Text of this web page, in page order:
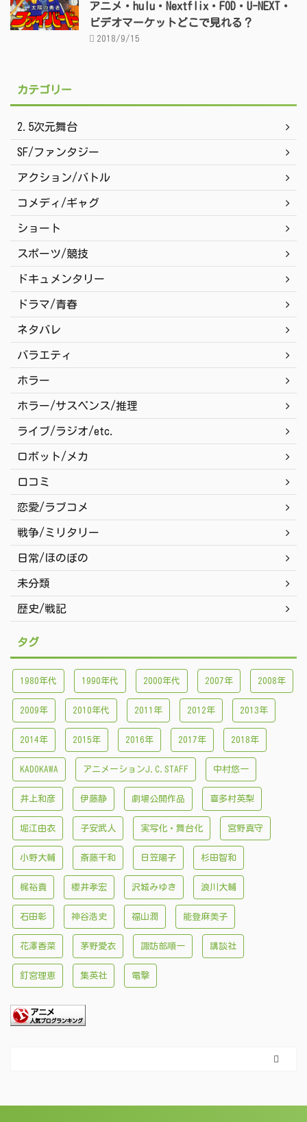
アニメ・hulu・Nextflix・FOD・U-NEXT・
ビデオマーケットどこで見れる？
2018/9/15
カテゴリー
2.5次元舞台
SF/ファンタジー
アクション/バトル
コメディ/ギャグ
ショート
スポーツ/競技
ドキュメンタリー
ドラマ/青春
ネタバレ
バラエティ
ホラー
ホラー/サスペンス/推理
ライブ/ラジオ/etc.
ロボット/メカ
口コミ
恋愛/ラブコメ
戦争/ミリタリー
日常/ほのぼの
未分類
歴史/戦記
タグ
1980年代 1990年代 2000年代 2007年 2008年
2009年 2010年代 2011年 2012年 2013年
2014年 2015年 2016年 2017年 2018年
KADOKAWA アニメーションJ.C.STAFF 中村悠一
井上和彦 伊藤静 劇場公開作品 喜多村英梨
堀江由衣 子安武人 実写化・舞台化 宮野真守
小野大輔 斎藤千和 日笠陽子 杉田智和
梶裕貴 櫻井孝宏 沢城みゆき 浪川大輔
石田彰 神谷浩史 福山潤 能登麻美子
花澤香菜 茅野愛衣 諏訪部順一 講談社
釘宮理恵 集英社 電撃